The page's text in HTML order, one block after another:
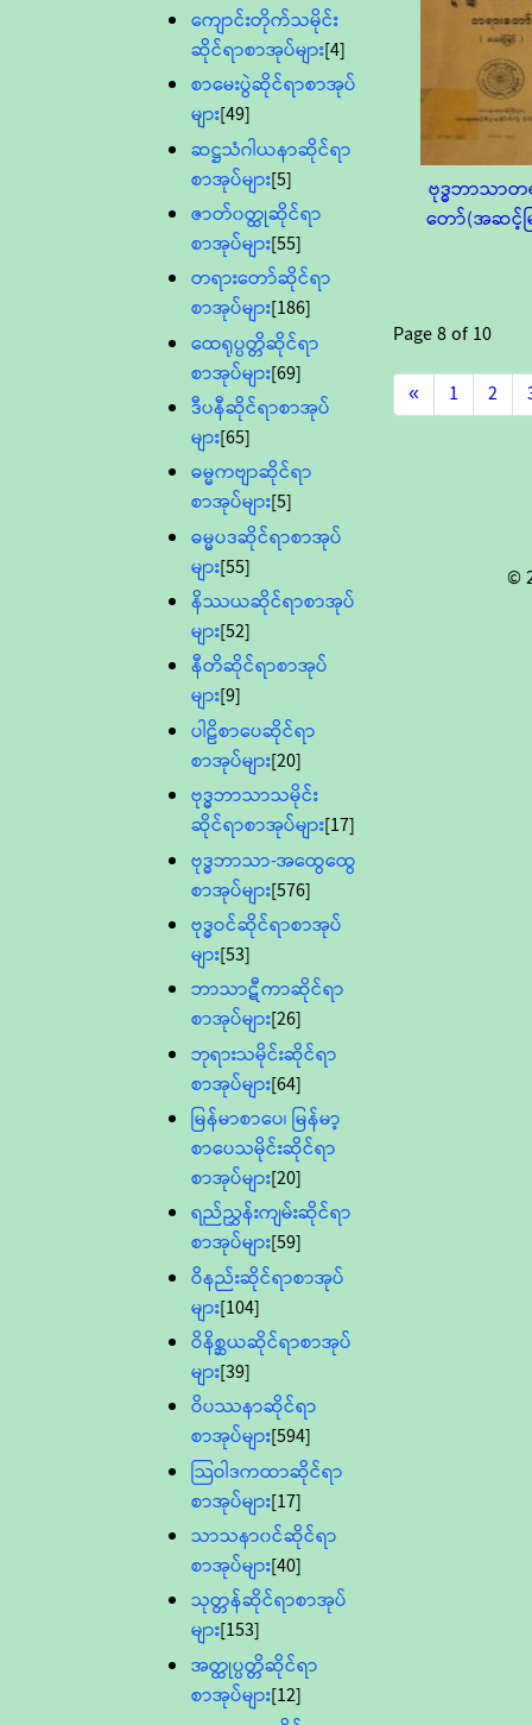
ကျောင်းတိုက်သမိုင်း
ဆိုင်ရာစာအုပ်များ[4]
စာမေးပွဲဆိုင်ရာစာအုပ်
များ[49]
ဆဋ္ဌသံဂါယနာဆိုင်ရာ
စာအုပ်များ[5]
ဇာတ်၀တ္ထုဆိုင်ရာ
စာအုပ်များ[55]
တရားတော်ဆိုင်ရာ
စာအုပ်များ[186]
ထေရုပ္ပတ္တိဆိုင်ရာ
စာအုပ်များ[69]
ဒီပနီဆိုင်ရာစာအုပ်
များ[65]
ဓမ္မကဗျာဆိုင်ရာ
စာအုပ်များ[5]
ဓမ္မပဒဆိုင်ရာစာအုပ်
များ[55]
နိဿယဆိုင်ရာစာအုပ်
များ[52]
နီတိဆိုင်ရာစာအုပ်
များ[9]
ပါဠိစာပေဆိုင်ရာ
စာအုပ်များ[20]
ဗုဒ္ဓဘာသာသမိုင်း
ဆိုင်ရာစာအုပ်များ[17]
ဗုဒ္ဓဘာသာ-အထွေထွေ
စာအုပ်များ[576]
ဗုဒ္ဓဝင်ဆိုင်ရာစာအုပ်
များ[53]
ဘာသာဋီကာဆိုင်ရာ
စာအုပ်များ[26]
ဘုရားသမိုင်းဆိုင်ရာ
စာအုပ်များ[64]
မြန်မာစာပေ၊ မြန်မာ့
စာပေသမိုင်းဆိုင်ရာ
စာအုပ်များ[20]
ရည်ညွှန်းကျမ်းဆိုင်ရာ
စာအုပ်များ[59]
ဝိနည်းဆိုင်ရာစာအုပ်
များ[104]
ဝိနိစ္ဆယဆိုင်ရာစာအုပ်
များ[39]
ဝိပဿနာဆိုင်ရာ
စာအုပ်များ[594]
သြဝါဒကထာဆိုင်ရာ
စာအုပ်များ[17]
သာသနာ၀င်ဆိုင်ရာ
စာအုပ်များ[40]
သုတ္တန်ဆိုင်ရာစာအုပ်
များ[153]
အတ္ထုပ္ပတ္တိဆိုင်ရာ
စာအုပ်များ[12]
ဗုဒ္ဓဘာသာတ
တော်(အဆင့်မ
Page8of10
«
1 2
©